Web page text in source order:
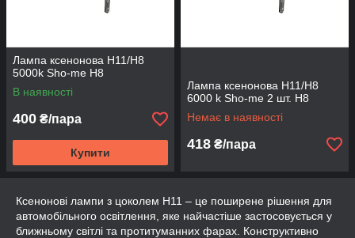
Лампа ксенонова H11/H8
5000k Sho-me H8
В наявності
400 ₴/пара
Купити
Лампа ксенонова H11/H8
6000 k Sho-me 2 шт. H8
Немає в наявності
418 ₴/пара
Ксенонові лампи з цоколем H11 – це поширене рішення для
автомобільного освітлення, яке найчастіше застосовується у
ближньому світлі та протитуманних фарах. Конструктивно